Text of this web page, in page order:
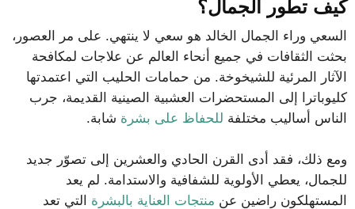
كيف تطور الجمال؟
السعي وراء الجمال الخالد هو سعي لا ينتهي. على مر العصور،
بحثت الثقافات في جميع أنحاء العالم عن علاجات لمكافحة
الآثار المرئية للشيخوخة. من حمامات الحليب التي اعتمدتها
كليوباترا إلى المستحضرات العشبية الصينية القديمة، جرب
الناس أساليب مختلفة للحفاظ على بشرة شابة.
ومع ذلك، فقد أدى القرن الحادي والعشرين إلى تصوّر جديد
للجمال، يعطي الأولوية للشفافية والاستدامة. لم يعد
المستهلكون راضين عن منتجات العناية بالبشرة التي تعد